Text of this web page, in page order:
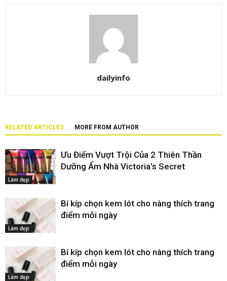
dailyinfo
RELATED ARTICLES MORE FROM AUTHOR
Làm đẹp
Ưu Điểm Vượt Trội Của 2 Thiên Thần
Dưỡng Ẩm Nhà Victoria’s Secret
Làm đẹp
Bí kíp chọn kem lót cho nàng thích trang
điểm mỗi ngày
Làm đẹp
Bí kíp chọn kem lót cho nàng thích trang
điểm mỗi ngày